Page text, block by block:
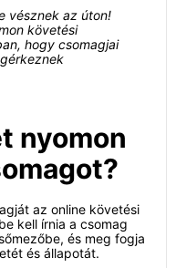
vésznek az úton!
követési
hogy csomagjai
nyomon
az online követési
kell írnia a csomag
és meg fogja
és állapotát.